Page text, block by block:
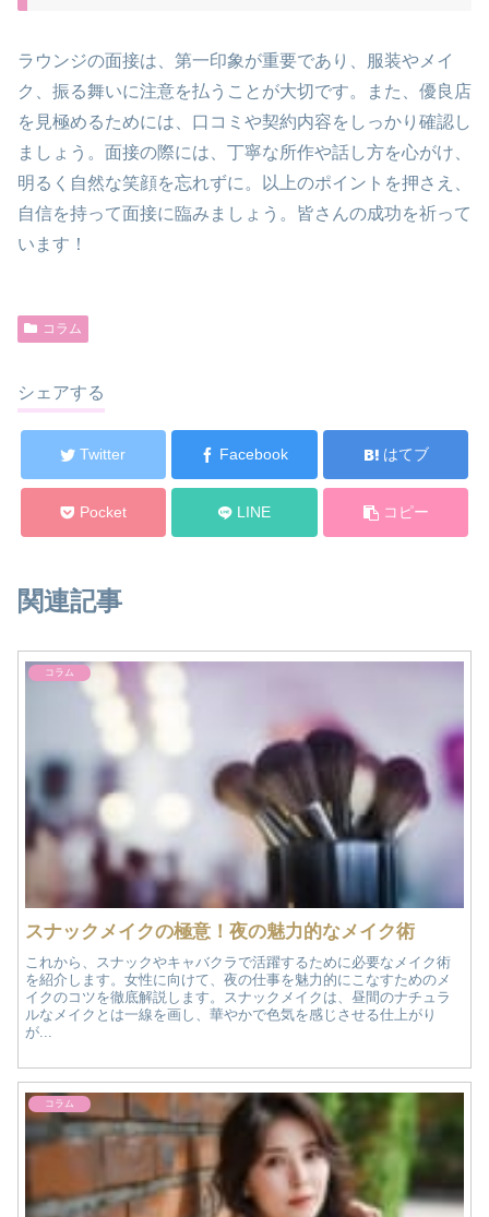
ラウンジの面接は、第一印象が重要であり、服装やメイ
ク、振る舞いに注意を払うことが大切です。また、優良店
を見極めるためには、口コミや契約内容をしっかり確認し
ましょう。面接の際には、丁寧な所作や話し方を心がけ、
明るく自然な笑顔を忘れずに。以上のポイントを押さえ、
自信を持って面接に臨みましょう。皆さんの成功を祈って
います！
コラム
シェアする
Twitter Facebook はてブ
Pocket LINE コピー
関連記事
コラム
スナックメイクの極意！夜の魅力的なメイク術
これから、スナックやキャバクラで活躍するために必要なメイク術
を紹介します。女性に向けて、夜の仕事を魅力的にこなすためのメ
イクのコツを徹底解説します。スナックメイクは、昼間のナチュラ
ルなメイクとは一線を画し、華やかで色気を感じさせる仕上がり
が...
コラム